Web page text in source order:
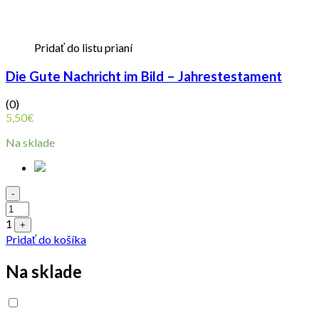
Pridať do listu prianí
Die Gute Nachricht im Bild – Jahrestestament
(0)
5,50€
Na sklade
Quantity
-
1 +
Pridať do košíka
Na sklade